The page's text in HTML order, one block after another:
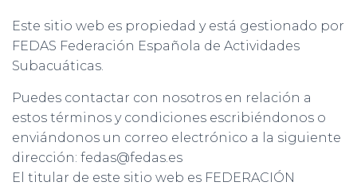
Este sitio web es propiedad y está gestionado por
FEDAS Federación Española de Actividades
Subacuáticas.
Puedes contactar con nosotros en relación a
estos términos y condiciones escribiéndonos o
enviándonos un correo electrónico a la siguiente
dirección: fedas@fedas.es
El titular de este sitio web es FEDERACIÓN